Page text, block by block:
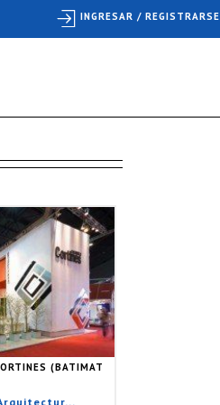
(BATIMAT
INGRESAR / REGISTRARSE